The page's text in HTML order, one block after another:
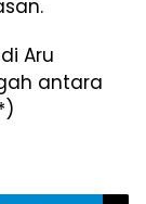
Aru
antara